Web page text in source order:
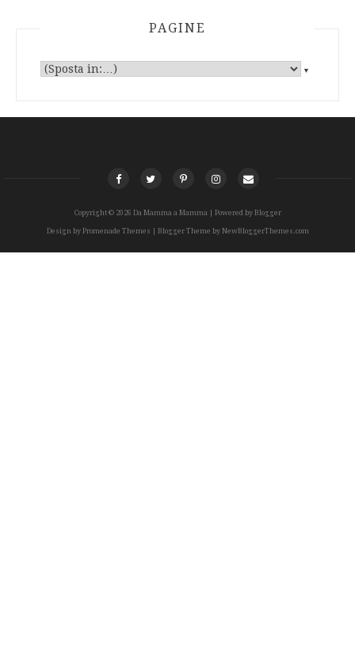
PAGINE
▼
Copyright © 2026 Da Mamma a Mamma | Powered by Blogger
Design by Promenade Themes | Blogger Theme by NewBloggerThemes.com